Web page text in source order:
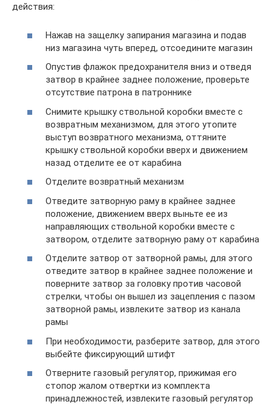
действия:
Нажав на защелку запирания магазина и подав
низ магазина чуть вперед, отсоедините магазин
Опустив флажок предохранителя вниз и отведя
затвор в крайнее заднее положение, проверьте
отсутствие патрона в патроннике
Снимите крышку ствольной коробки вместе с
возвратным механизмом, для этого утопите
выступ возвратного механизма, оттяните
крышку ствольной коробки вверх и движением
назад отделите ее от карабина
Отделите возвратный механизм
Отведите затворную раму в крайнее заднее
положение, движением вверх выньте ее из
направляющих ствольной коробки вместе с
затвором, отделите затворную раму от карабина
Отделите затвор от затворной рамы, для этого
отведите затвор в крайнее заднее положение и
поверните затвор за головку против часовой
стрелки, чтобы он вышел из зацепления с пазом
затворной рамы, извлеките затвор из канала
рамы
При необходимости, разберите затвор, для этого
выбейте фиксирующий штифт
Отверните газовый регулятор, прижимая его
стопор жалом отвертки из комплекта
принадлежностей, извлеките газовый регулятор